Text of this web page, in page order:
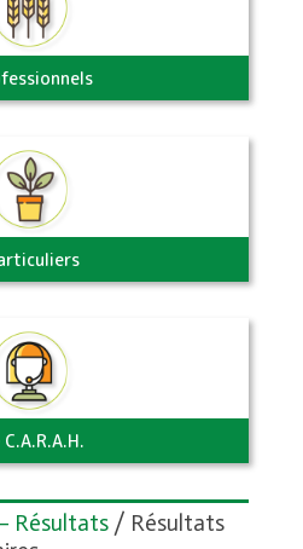
C.A.R.A.H.
Résultats/ Résultats